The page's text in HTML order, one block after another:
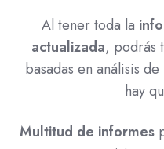
Al tener toda la
actualizada, podrás
basadas en análisis
hay
Multitud de informes